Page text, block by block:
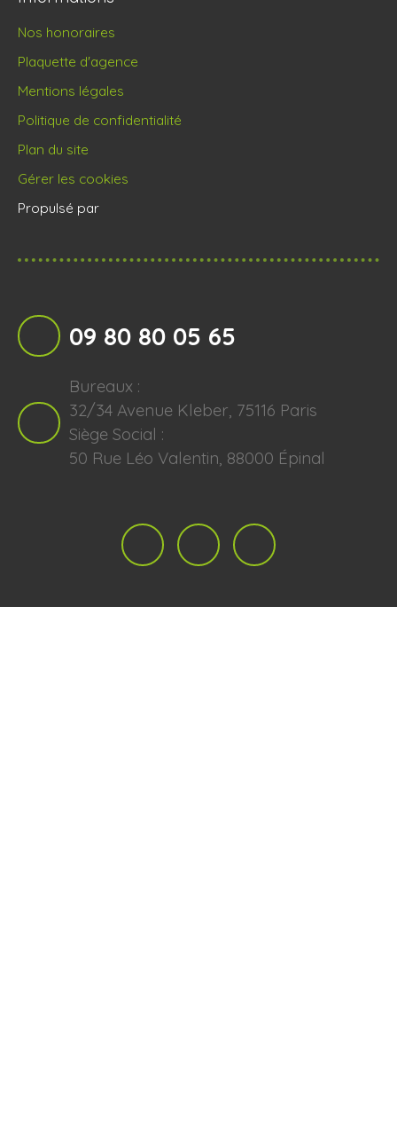
Nos honoraires
Plaquette d'agence
Mentions légales
Politique de confidentialité
Plan du site
Gérer les cookies
Propulsé par
09 80 80 05 65
Bureaux :
32/34 Avenue Kleber, 75116 Paris
Siège Social :
50 Rue Léo Valentin, 88000 Épinal